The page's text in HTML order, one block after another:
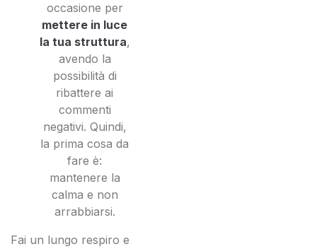
occasione per
mettere in luce
la tua struttura,
avendo la
possibilità di
ribattere ai
commenti
negativi. Quindi,
la prima cosa da
fare è:
mantenere la
calma e non
arrabbiarsi.
Fai un lungo respiro e